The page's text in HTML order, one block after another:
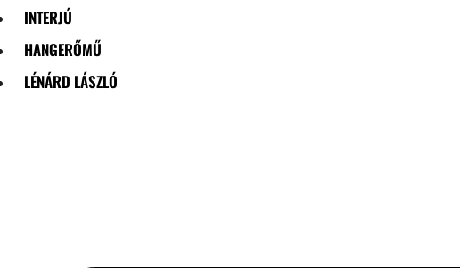
INTERJÚ
HANGERŐMŰ
LÉNÁRD LÁSZLÓ